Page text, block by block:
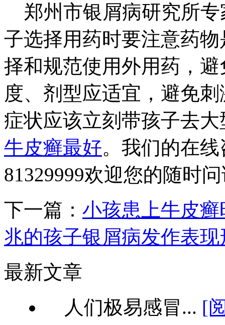
郑州市银屑病研究所专
子选择用药时要注意药
择和规范使用外用药，
度、剂型应适宜，避免
症状应该立刻带孩子去
牛皮癣最好。我们的在线
81329999欢迎您的随时
下一篇： 小孩患上牛皮
兆的孩子银屑病发作表
最新文章
人们极易感冒... [